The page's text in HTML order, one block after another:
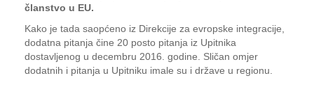
članstvo u EU.
Kako je tada saopćeno iz Direkcije za evropske integracije,
dodatna pitanja čine 20 posto pitanja iz Upitnika
dostavljenog u decembru 2016. godine. Sličan omjer
dodatnih i pitanja u Upitniku imale su i države u regionu.